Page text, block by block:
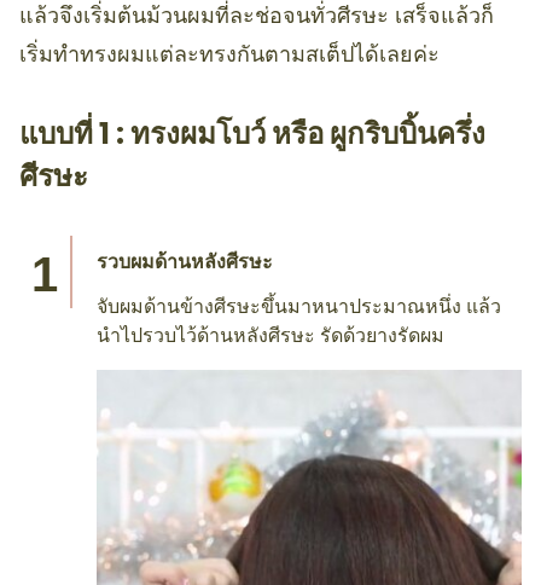
แล้วจึงเริ่มต้นม้วนผมที่ละช่อจนทั่วศีรษะ เสร็จแล้วก็
เริ่มทำทรงผมแต่ละทรงกันตามสเต็ปได้เลยค่ะ
แบบที่ 1 : ทรงผมโบว์ หรือ ผูกริบบิ้นครึ่ง
ศีรษะ
รวบผมด้านหลังศีรษะ
จับผมด้านข้างศีรษะขึ้นมาหนาประมาณหนึ่ง แล้ว
นำไปรวบไว้ด้านหลังศีรษะ รัดด้วยางรัดผม